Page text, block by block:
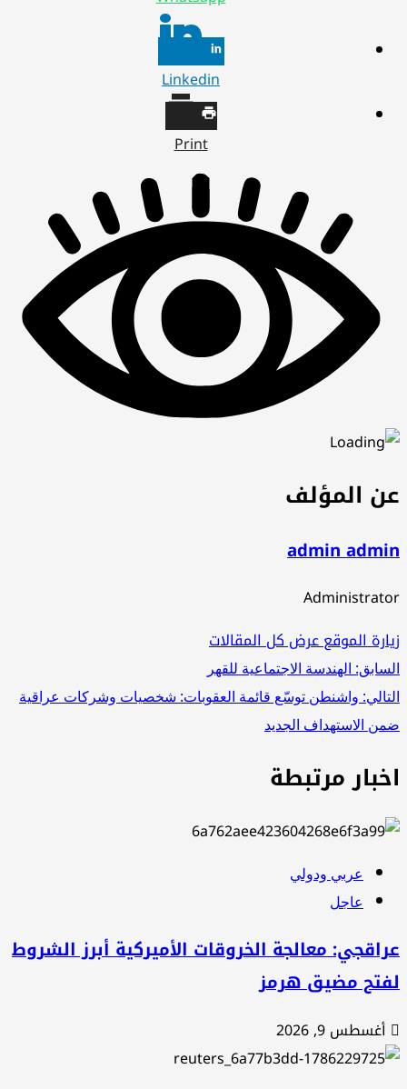
Linkedin
Print
المؤلف
admin
الموقععرض كل المقالات
الهندسة الاجتماعية للقهر
واشنطن توسّع قائمة العقوبات: شخصيات وشركات عراقية
الاستهداف الجديد
مرتبطة
عربي ودولي
عاجل
معالجة الخروقات الأميركية أبرز الشروط
مضيق هرمز
أغسطس 9, 2026